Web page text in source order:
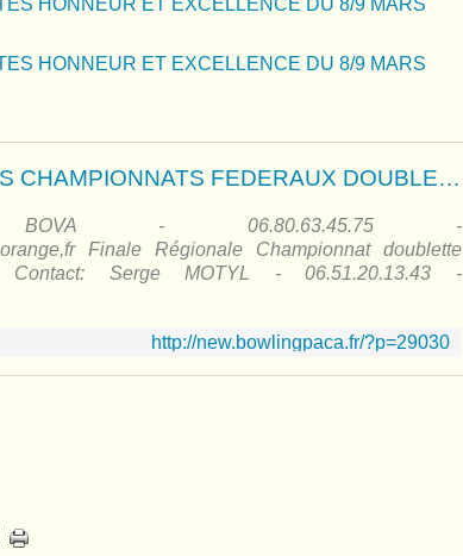
FINALES RÉGIONALES CHAMPIONNATS FEDERAUX DOUBLETTE 2024-2025
BOVA - 06.80.63.45.75 -
Finale Régionale Championnat doublette
Contact: Serge MOTYL - 06.51.20.13.43 -
http://new.bowlingpaca.fr/?p=29030